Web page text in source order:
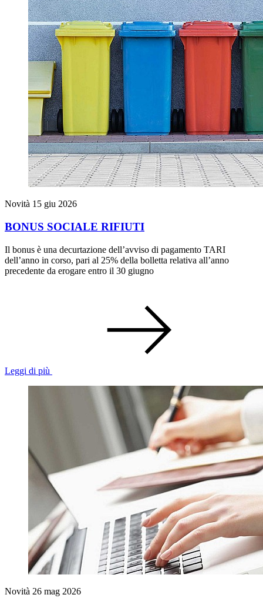
Novità 15 giu 2026
BONUS SOCIALE RIFIUTI
Il bonus è una decurtazione dell’avviso di pagamento TARI
dell’anno in corso, pari al 25% della bolletta relativa all’anno
precedente da erogare entro il 30 giugno
Leggi di più
Novità 26 mag 2026